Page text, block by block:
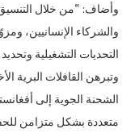
وأضاف: “من خلال التنسيق
والشركاء الإنسانيين،
التحديات التشغيلية
وتبرهن القافلات البرية
الشحنة الجوية إلى
متعددة بشكل متزامن